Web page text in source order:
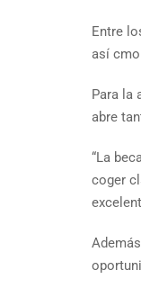
Entre
así
Para la
abre
“La
coger